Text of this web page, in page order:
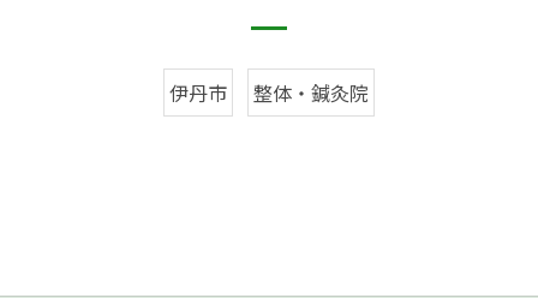
伊丹市 整体・鍼灸院